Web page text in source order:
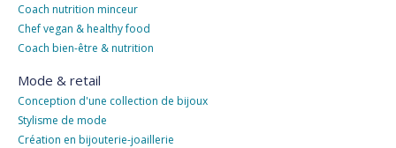
Coach nutrition minceur
Chef vegan & healthy food
Coach bien-être & nutrition
Mode & retail
Conception d'une collection de bijoux
Stylisme de mode
Création en bijouterie-joaillerie